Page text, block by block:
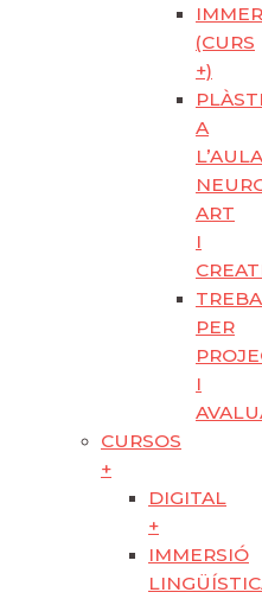
(CURS
+)
A
ART
I
PER
I
CURSOS
+
DIGITAL
+
IMMERSIÓ